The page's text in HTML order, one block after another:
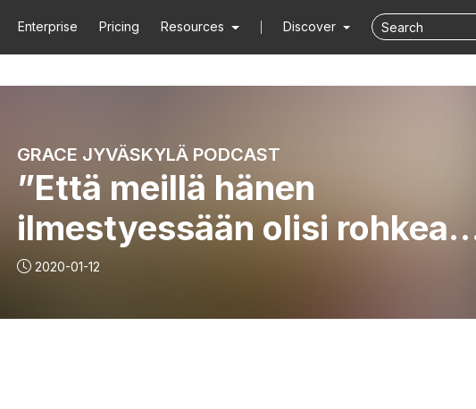
Enterprise Pricing Resources Discover
GRACE JYVÄSKYLÄ PODCAST
”Että meillä hänen
ilmestyessään olisi rohkea
luottamus”
2020-01-12